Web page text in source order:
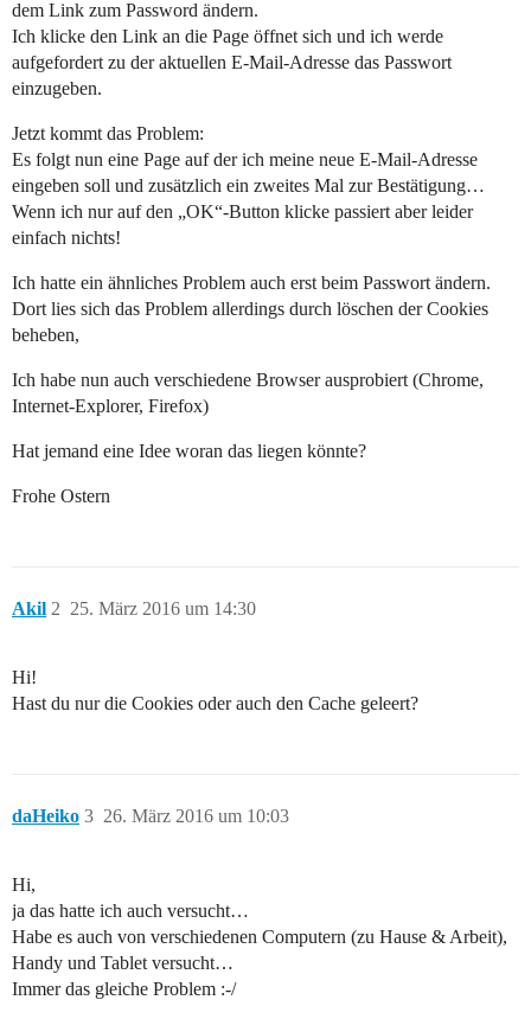
dem Link zum Password ändern.
Ich klicke den Link an die Page öffnet sich und ich werde
aufgefordert zu der aktuellen E-Mail-Adresse das Passwort
einzugeben.
Jetzt kommt das Problem:
Es folgt nun eine Page auf der ich meine neue E-Mail-Adresse
eingeben soll und zusätzlich ein zweites Mal zur Bestätigung…
Wenn ich nur auf den „OK“-Button klicke passiert aber leider
einfach nichts!
Ich hatte ein ähnliches Problem auch erst beim Passwort ändern.
Dort lies sich das Problem allerdings durch löschen der Cookies
beheben,
Ich habe nun auch verschiedene Browser ausprobiert (Chrome,
Internet-Explorer, Firefox)
Hat jemand eine Idee woran das liegen könnte?
Frohe Ostern
Akil 25. März 2016 um 14:30
2
Hi!
Hast du nur die Cookies oder auch den Cache geleert?
daHeiko 26. März 2016 um 10:03
3
Hi,
ja das hatte ich auch versucht…
Habe es auch von verschiedenen Computern (zu Hause & Arbeit),
Handy und Tablet versucht…
Immer das gleiche Problem :-/